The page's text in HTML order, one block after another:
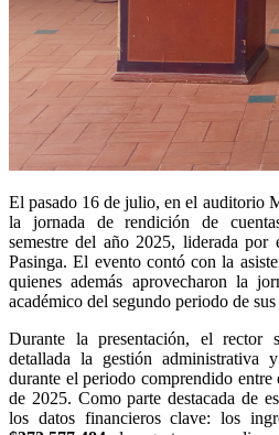
El pasado 16 de julio, en el auditorio
la jornada de rendición de
semestre del año 2025, liderada por
Pasinga. El evento contó con la
quienes además aprovecharon la
académico del segundo periodo de
Durante la presentación, el rector
detallada la gestión administrativa
durante el periodo comprendido
de 2025. Como parte destacada de
los datos financieros clave: los